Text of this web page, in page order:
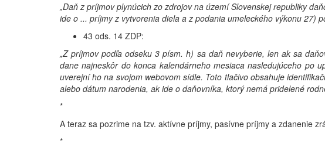
„Daň z príjmov plynúcich zo zdrojov na území Slovenskej republiky
ide o ... príjmy z vytvorenia diela a z podania umeleckého výkonu 27)
43 ods. 14 ZDP:
„Z príjmov podľa odseku 3 písm. h) sa daň nevyberie, len ak sa
dane najneskôr do konca kalendárneho mesiaca nasledujúceho po
uverejní ho na svojom webovom sídle. Toto tlačivo obsahuje
alebo dátum narodenia, ak ide o daňovníka, ktorý nemá pridelené
*
A teraz sa pozrime na tzv. aktívne príjmy, pasívne príjmy a zdanenie
*